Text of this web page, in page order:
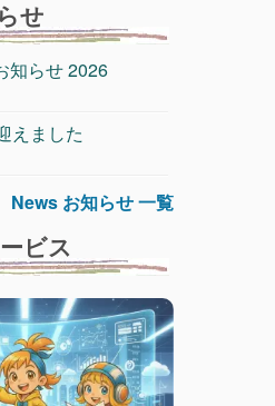
せ
知らせ 2026
えました
News お知らせ 一覧
ビス